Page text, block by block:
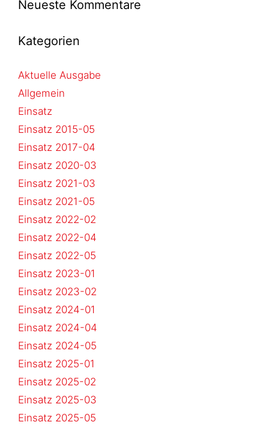
Neueste Kommentare
Kategorien
Aktuelle Ausgabe
Allgemein
Einsatz
Einsatz 2015-05
Einsatz 2017-04
Einsatz 2020-03
Einsatz 2021-03
Einsatz 2021-05
Einsatz 2022-02
Einsatz 2022-04
Einsatz 2022-05
Einsatz 2023-01
Einsatz 2023-02
Einsatz 2024-01
Einsatz 2024-04
Einsatz 2024-05
Einsatz 2025-01
Einsatz 2025-02
Einsatz 2025-03
Einsatz 2025-05